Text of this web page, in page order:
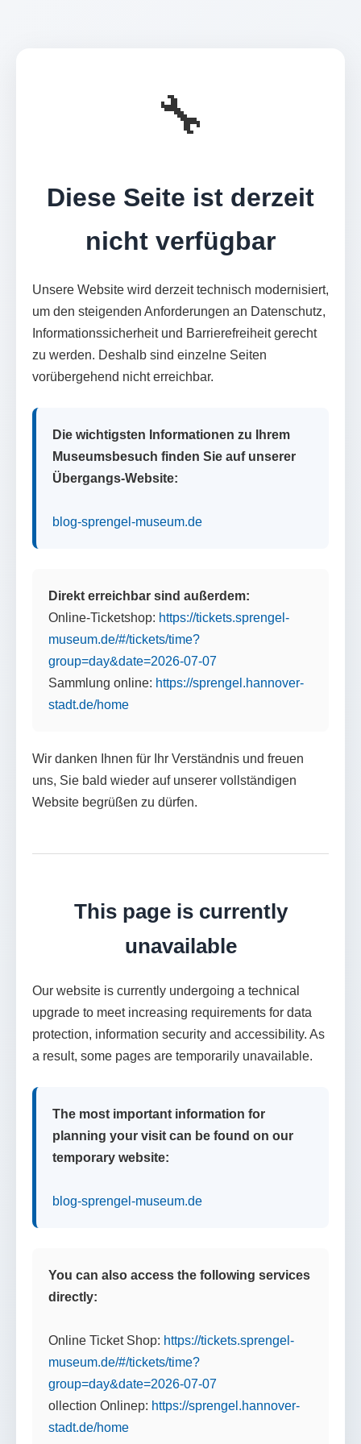
🔧
Diese Seite ist derzeit
nicht verfügbar
Unsere Website wird derzeit technisch modernisiert,
um den steigenden Anforderungen an Datenschutz,
Informationssicherheit und Barrierefreiheit gerecht
zu werden. Deshalb sind einzelne Seiten
vorübergehend nicht erreichbar.
Die wichtigsten Informationen zu Ihrem
Museumsbesuch finden Sie auf unserer
Übergangs-Website:
blog-sprengel-museum.de
Direkt erreichbar sind außerdem:
Online-Ticketshop: https://tickets.sprengel-
museum.de/#/tickets/time?
group=day&date=2026-07-07
Sammlung online: https://sprengel.hannover-
stadt.de/home
Wir danken Ihnen für Ihr Verständnis und freuen
uns, Sie bald wieder auf unserer vollständigen
Website begrüßen zu dürfen.
This page is currently
unavailable
Our website is currently undergoing a technical
upgrade to meet increasing requirements for data
protection, information security and accessibility. As
a result, some pages are temporarily unavailable.
The most important information for
planning your visit can be found on our
temporary website:
blog-sprengel-museum.de
You can also access the following services
directly:
Online Ticket Shop: https://tickets.sprengel-
museum.de/#/tickets/time?
group=day&date=2026-07-07
ollection Onlinep: https://sprengel.hannover-
stadt.de/home